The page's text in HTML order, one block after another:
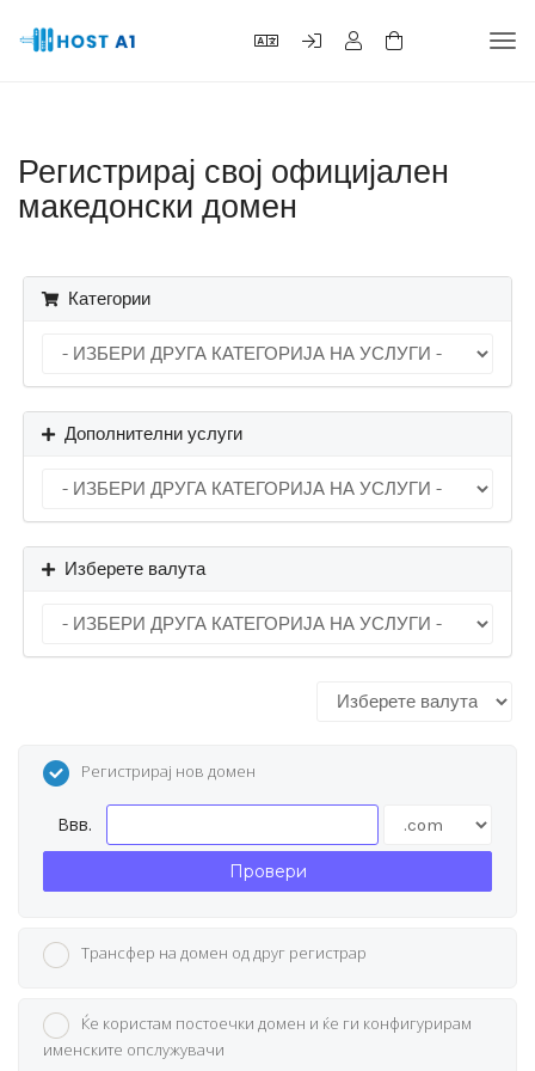
Регистрирај свој официјален
македонски домен
Категории
Дополнителни услуги
Изберете валута
Регистрирај нов домен
Ввв.
Провери
Трансфер на домен од друг регистрар
Ќе користам постоечки домен и ќе ги конфигурирам
именските опслужувачи